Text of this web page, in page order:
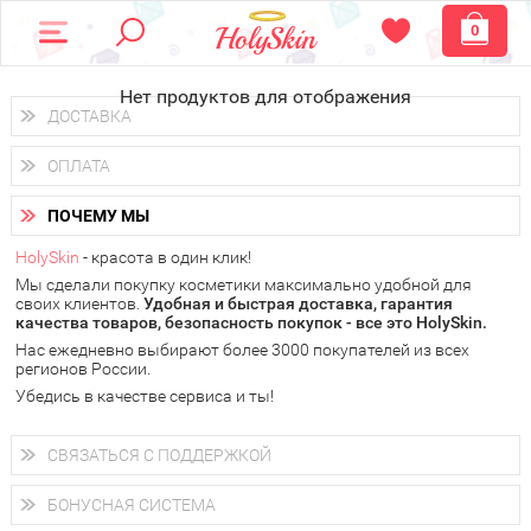
0
Нет продуктов для отображения
ДОСТАВКА
Доставка осуществляетсяпо всем городам России.
Вы можете выбрать доставку курьером, Почтой России или
получить заказ в пунктах выдачи PickPoint или пункте
самовывоза.
В 20 городах России доставка осуществляется ужена
следующий день.
у Вас всегда есть возможность получитьбесплатную
доставку от HolySkin.
подробнее об условиях доставки и оплаты в Вашем городе
ОПЛАТА
Вы можете оплатить свой заказ любым удобным способом:
наличными деньгами (
через интернет-банк (Альфа-банк, Сбербанк) и другими
электронными способами.
ПОЧЕМУ МЫ
HolySkin - красота в один клик!
Мы сделали покупку косметики максимально удобной для
своих клиентов. Удобная и быстрая доставка, гарантия
качества товаров, безопасность покупок - все это HolySkin.
Нас ежедневно выбирают более 3000 покупателей из всех
регионов России.
Убедись в качестве сервиса и ты!
СВЯЗАТЬСЯ С ПОДДЕРЖКОЙ
+7 (800) 707-24-55
Мы будем рады ответить на все Ваши вопросы по работе
магазина, проконсультировать по товарам, рассказать о
БОНУСНАЯ СИСТЕМА